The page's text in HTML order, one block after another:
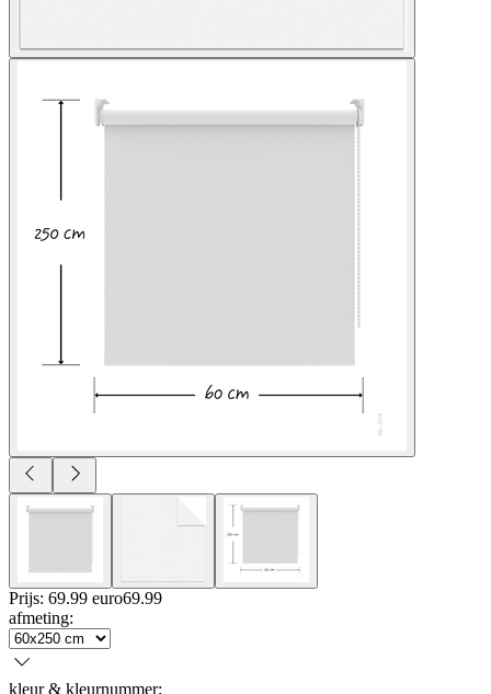
Prijs: 69.99 euro69.99
afmeting:
kleur & kleurnummer: